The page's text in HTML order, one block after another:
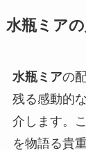
水瓶ミア
水瓶ミアの
残る感動的
介します。
を物語る貴